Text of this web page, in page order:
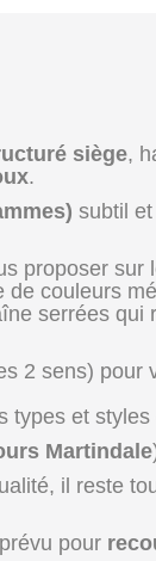
siège,
.
subtil
proposer
couleurs
serrées
2 sens)
types et
Martindale
il reste
pour